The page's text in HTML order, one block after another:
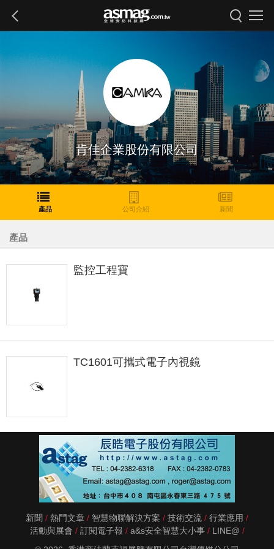
肯佳企業股份有限公司
產品 公司介紹 新聞
產品
監控工程寶
TC1601可攜式電子內視鏡
新聞 熱門文章 智慧物聯解決方案 技術交流
行業應用
活動與展會
訂閱電子報 a&s安全智慧大小事
LINE@